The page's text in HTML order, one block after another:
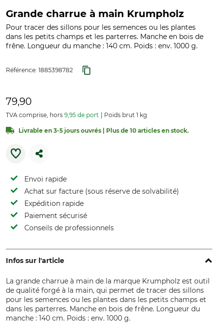
Grande charrue à main Krumpholz
Pour tracer des sillons pour les semences ou les plantes
dans les petits champs et les parterres. Manche en bois de
frêne. Longueur du manche : 140 cm. Poids : env. 1000 g.
Référence: 1885398782
79,90
TVA comprise, hors 9,95 de port Poids brut 1 kg
Livrable en 3-5 jours ouvrés | Plus de 10 articles en stock.
Envoi rapide
Achat sur facture (sous réserve de solvabilité)
Expédition rapide
Paiement sécurisé
Conseils de professionnels
Infos sur l'article
La grande charrue à main de la marque Krumpholz est outil
de qualité forgé à la main, qui permet de tracer des sillons
pour les semences ou les plantes dans les petits champs et
dans les parterres. Manche en bois de frêne. Longueur du
manche : 140 cm. Poids : env. 1000 g.